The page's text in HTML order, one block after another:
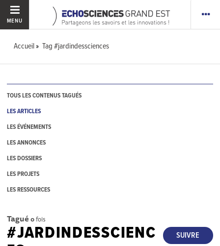
MENU
Accueil Tag #jardindessciences
TOUS LES CONTENUS TAGUÉS
LES ARTICLES
LES ÉVÉNEMENTS
LES ANNONCES
LES DOSSIERS
LES PROJETS
LES RESSOURCES
Tagué 0fois
SUIVRE
#JARDINDESSCIENC